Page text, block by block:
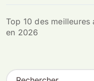
Top 10 des
en 2026
R